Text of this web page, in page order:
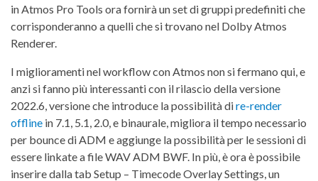
in Atmos Pro Tools ora fornirà un set di gruppi predefiniti che
corrisponderanno a quelli che si trovano nel Dolby Atmos
Renderer.
I miglioramenti nel workflow con Atmos non si fermano qui, e
anzi si fanno più interessanti con il rilascio della versione
2022.6, versione che introduce la possibilità dire-render
offline in 7.1, 5.1, 2.0, e binaurale, migliora il tempo necessario
per bounce di ADM e aggiunge la possibilità per le sessioni di
essere linkate a file WAV ADM BWF. In più, è ora è possibile
inserire dalla tab Setup – Timecode Overlay Settings, un